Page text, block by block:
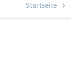
Startseite